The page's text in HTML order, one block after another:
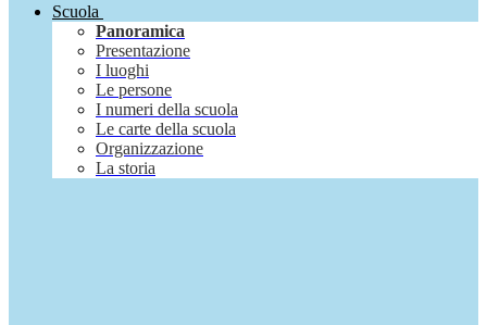
Scuola
Panoramica
Presentazione
I luoghi
Le persone
I numeri della scuola
Le carte della scuola
Organizzazione
La storia